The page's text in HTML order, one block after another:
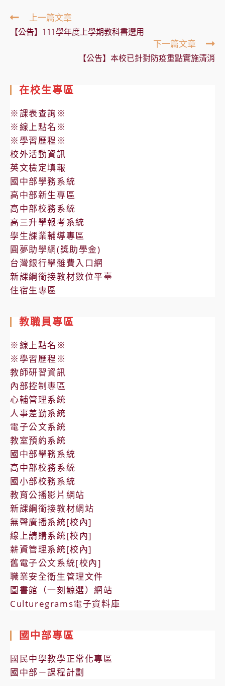
Read
more
articles
上一篇文章
【公告】111學年度上學期教科書選用
下一篇文章
【公告】本校已針對防疫重點實施清消
在校生專區
※課表查詢※
※線上點名※
※學習歷程※
校外活動資訊
英文檢定填報
國中部學務系統
高中部新生專區
高中部校務系統
高三升學報考系統
學生課業輔導專區
圓夢助學網(獎助學金)
台灣銀行學雜費入口網
新課綱銜接教材數位平臺
住宿生專區
教職員專區
※線上點名※
※學習歷程※
教師研習資訊
內部控制專區
心輔管理系統
人事差勤系統
電子公文系統
教室預約系統
國中部學務系統
高中部校務系統
國小部校務系統
教育公播影片網站
新課綱銜接教材網站
無聲廣播系統[校內]
線上請購系統[校內]
薪資管理系統[校內]
舊電子公文系統[校內]
職業安全衛生管理文件
圖書館（一刻鯨選）網站
Culturegrams電子資料庫
國中部專區
國民中學教學正常化專區
國中部－課程計劃